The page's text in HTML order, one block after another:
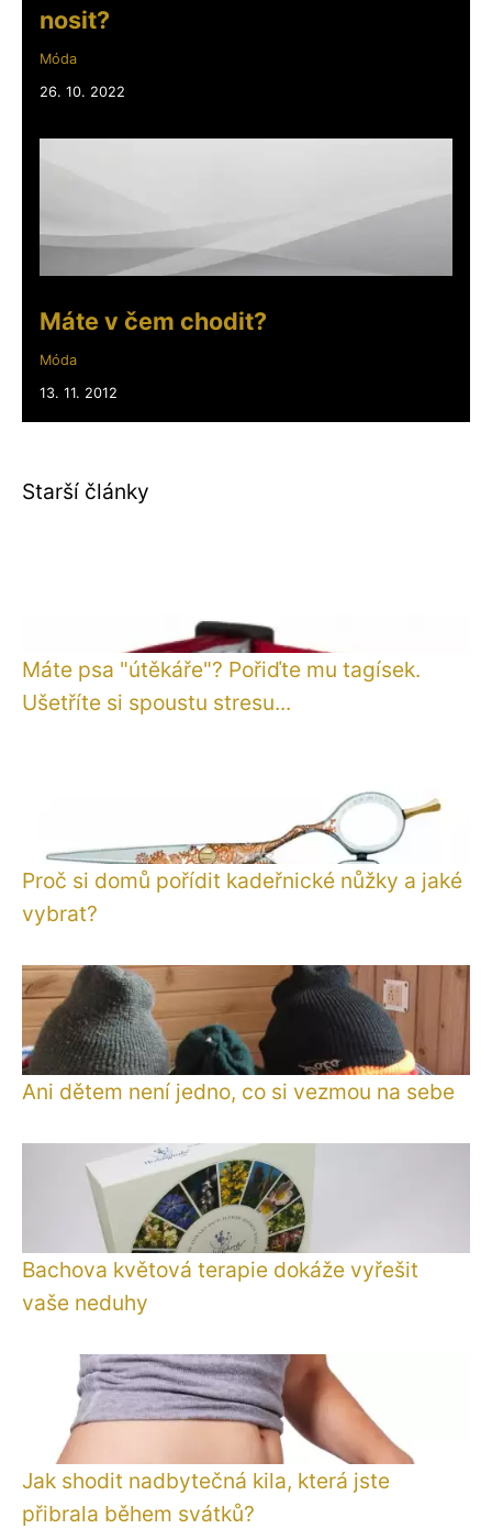
nosit?
Móda
26. 10. 2022
Máte v čem chodit?
Móda
13. 11. 2012
Starší články
Máte psa "útěkáře"? Pořiďte mu tagísek.
Ušetříte si spoustu stresu...
Proč si domů pořídit kadeřnické nůžky a jaké
vybrat?
Ani dětem není jedno, co si vezmou na sebe
Bachova květová terapie dokáže vyřešit
vaše neduhy
Jak shodit nadbytečná kila, která jste
přibrala během svátků?